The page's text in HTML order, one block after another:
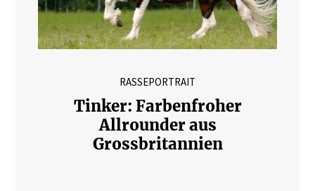
RASSEPORTRAIT
Tinker: Farbenfroher
Allrounder aus
Grossbritannien